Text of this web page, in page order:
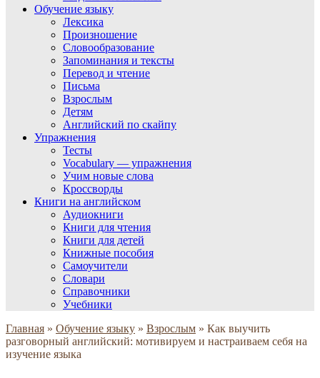
Обучение языку
Лексика
Произношение
Словообразование
Запоминания и тексты
Перевод и чтение
Письма
Взрослым
Детям
Английский по скайпу
Упражнения
Тесты
Vocabulary — упражнения
Учим новые слова
Кроссворды
Книги на английском
Аудиокниги
Книги для чтения
Книги для детей
Книжные пособия
Самоучители
Словари
Справочники
Учебники
Главная » Обучение языку » Взрослым » Как выучить
разговорный английский: мотивируем и настраиваем себя на
изучение языка